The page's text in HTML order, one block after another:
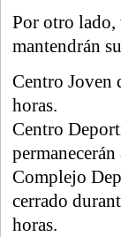
Por otro lado,
mantendrán
Centro Joven
horas.
Centro
Complejo
cerrado
horas.